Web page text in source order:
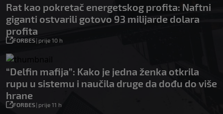
Rat kao pokretač energetskog profita: Naftni
giganti ostvarili gotovo 93 milijarde dolara
profita
FORBES| prije 10 h
“Delfin mafija”: Kako je jedna ženka otkrila
rupu u sistemu i naučila druge da dođu do više
hrane
FORBES| prije 11 h